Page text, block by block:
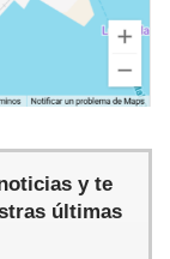
y te
últimas